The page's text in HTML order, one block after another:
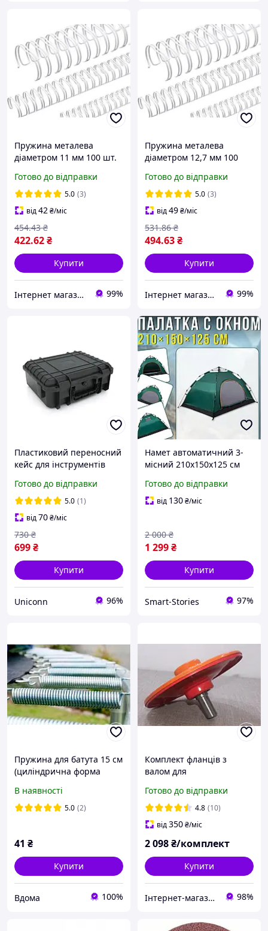
Пружина металева
діаметром 11 мм 100 шт.
біндером Білі
Готово до відправки
5.0 (3)
від42₴/міс
422.62₴
454.43 ₴
Купити
Інтернет магазин ТерЛайн 99%
Пружина металева
діаметром 12,7 мм 100
біндером Біла
Готово до відправки
5.0 (3)
від49₴/міс
494.63₴
531.86 ₴
Купити
Інтернет магазин ТерЛайн 99%
Пластиковий переносний
кейс для інструментів
Готово до відправки
5.0 (1)
від70₴/міс
699₴
730 ₴
Купити
Uniconn 96%
Намет автоматичний 3-
місний 210х150х125 см
Туристичний
автоматичний намет із
Готово до відправки
від 130₴/міс
1 299₴
2 000 ₴
Купити
Smart-Stories 97%
Пружина для батута 15 см
(циліндрична форма
В наявності
5.0 (2)
41 ₴
Купити
Вдома 100%
Комплект фланців з
валом для
(125 л)
Готово до відправки
4.8 (10)
від350₴/міс
2 098₴/комплект
Купити
Інтернет-магазин "Сад і Дача" 98%